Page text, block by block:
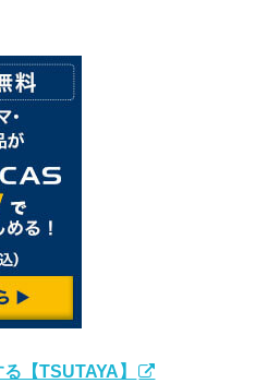
【TSUTAYA】